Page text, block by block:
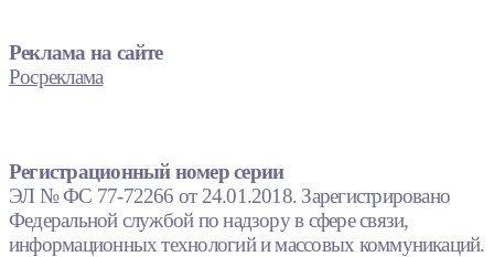
Реклама на сайте
Росреклама
Регистрационный номер серии
ЭЛ № ФС 77-72266 от 24.01.2018. Зарегистрировано
Федеральной службой по надзору в сфере связи,
информационных технологий и массовых коммуникаций.